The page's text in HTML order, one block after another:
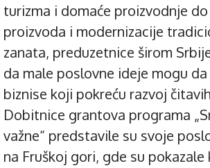
turizma i domaće proizvodnje
proizvoda i modernizacije
zanata, preduzetnice širom
da male poslovne ideje mogu
biznise koji pokreću razvoj
Dobitnice grantova programa
važne“ predstavile su svoje
na Fruškoj gori, gde su pokazale